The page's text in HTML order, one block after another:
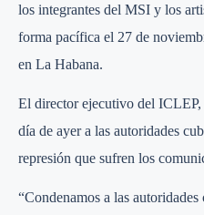
los integrantes del MSI y los
forma pacífica el 27 de
en La Habana.
El director ejecutivo del
día de ayer a las autoridades
represión que sufren los
“Condenamos a las autoridades